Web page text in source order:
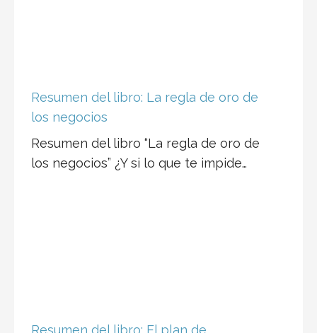
Resumen del libro: La regla de oro de
los negocios
Resumen del libro “La regla de oro de
los negocios” ¿Y si lo que te impide…